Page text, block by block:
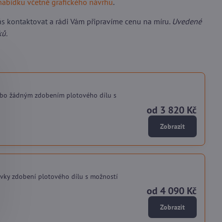
včetně grafického návrhu.
kontaktovata rádi Vám připravíme cenu na míru. Uvedené
žádným zdobením plotového dílu s
od 3 820 Kč
Zobrazit
zdobení plotového dílu s možností
od 4 090 Kč
Zobrazit